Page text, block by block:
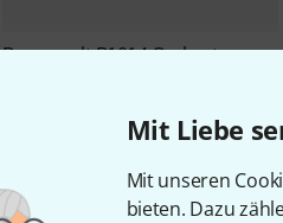
Mit Liebe
Mit unseren
bieten. Dazu
BergeraultB1014 Orchestra